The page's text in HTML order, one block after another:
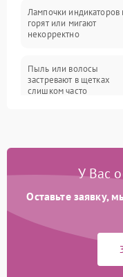
Батарея
Программные сбои
Лампочки индикаторов
горят или мигают
некорректно
Пыль или волосы
застревают в щетках
слишком часто
У Вас
Оставьте заявку,